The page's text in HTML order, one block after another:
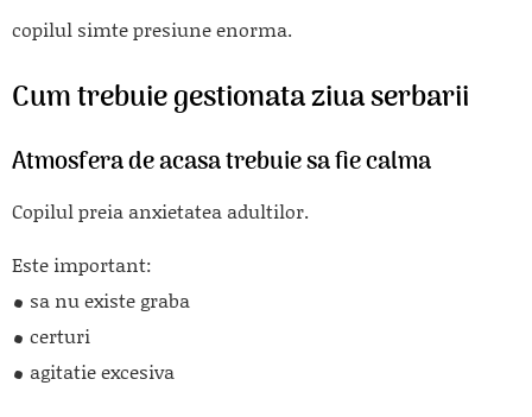
copilul simte presiune enorma.
Cum trebuie gestionata ziua serbarii
Atmosfera de acasa trebuie sa fie calma
Copilul preia anxietatea adultilor.
Este important:
sa nu existe graba
certuri
agitatie excesiva